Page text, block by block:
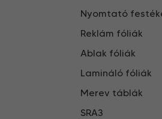
Nyomtató
Reklám fóliák
Ablak fóliák
Lamináló fóliák
Merev táblák
SRA3